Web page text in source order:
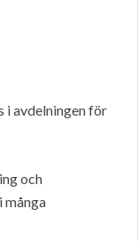
i avdelningen för
och
många